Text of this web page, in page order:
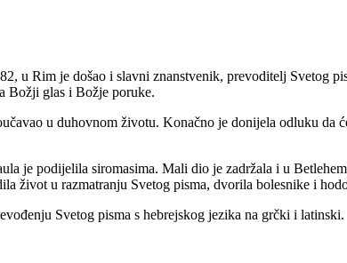
Rim je došao i slavni znanstvenik, prevoditelj Svetog
Božji glas i Božje poruke.
u duhovnom životu. Konačno je donijela odluku da
je podijelila siromasima. Mali dio je zadržala i u
život u razmatranju Svetog pisma, dvorila bolesnike i
Svetog pisma s hebrejskog jezika na grčki i latinski.